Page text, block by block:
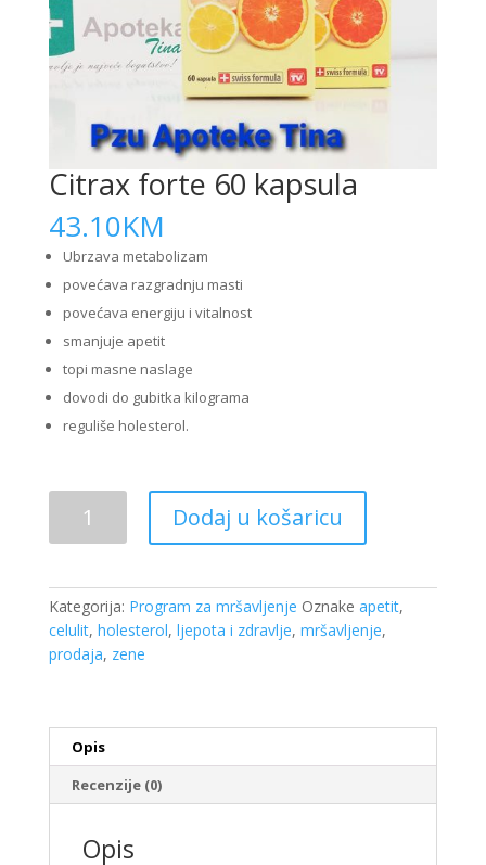
Citrax forte 60 kapsula
43.10KM
Ubrzava metabolizam
povećava razgradnju masti
povećava energiju i vitalnost
smanjuje apetit
topi masne naslage
dovodi do gubitka kilograma
reguliše holesterol.
60
količina
Dodaj u košaricu
Kategorija: Program za mršavljenje Oznake apetit,
celulit, holesterol, ljepota i zdravlje, mršavljenje,
prodaja, zene
Opis
Recenzije (0)
Opis